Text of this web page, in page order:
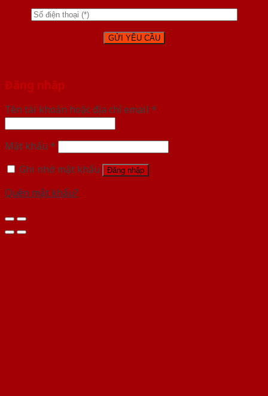
Đăng nhập
Tên tài khoản hoặc địa chỉ email *
Mật khẩu *
Ghi nhớ mật khẩu
Đăng nhập
Quên mật khẩu?